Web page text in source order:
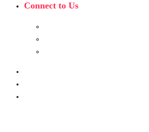
Connect to Us